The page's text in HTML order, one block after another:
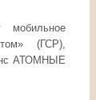
(ГСР),
АТОМНЫЕ